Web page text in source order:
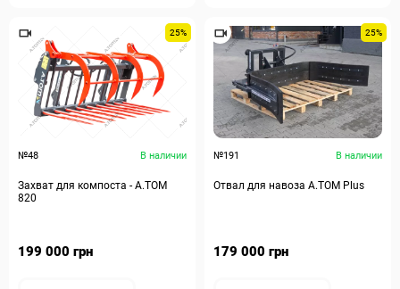
25%
№48 В наличии
Захват для компоста - А.ТОМ
820
199 000 грн
25%
№191 В наличии
Отвал для навоза А.ТОМ Plus
179 000 грн